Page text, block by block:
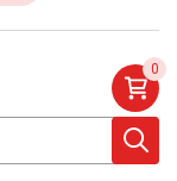
0